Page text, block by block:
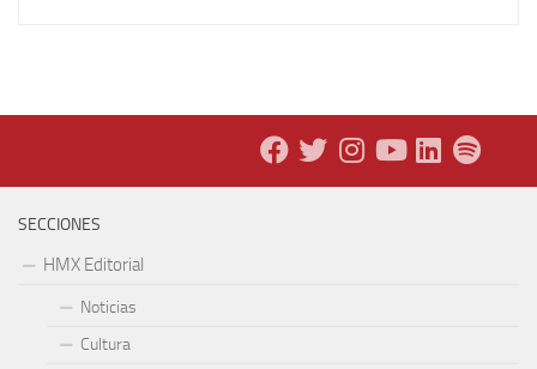
SECCIONES
HMX Editorial
Noticias
Cultura